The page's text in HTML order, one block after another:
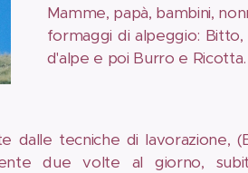
Mamme, papà, bambini,
formaggi di alpeggio: Bitto,
d'alpe e poi Burro e Ricotta.
dalle tecniche di lavorazione,
due volte al giorno,